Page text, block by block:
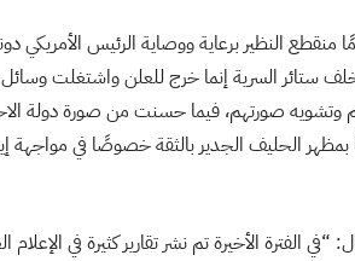
منقطع النظير برعاية ووصاية الرئيس الأمريكي
ستائر السرية إنما خرج للعلن واشتغلت وسائل
وتشويه صورتهم، فيما حسنت من صورة دولة
بمظهر الحليف الجدير بالثقة خصوصًا في مواجهة
“في الفترة الأخيرة تم نشر تقارير كثيرة في الإعلام